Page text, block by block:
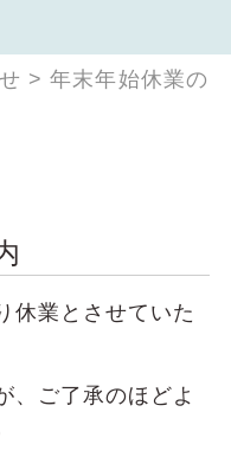
>年末年始休業の
休業とさせていた
、ご了承のほどよ